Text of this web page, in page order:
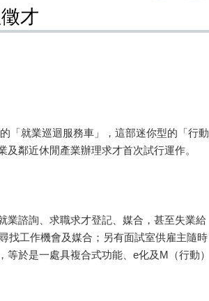
才
就業巡迴服務車」，這部迷你型的「行動
鄰近休閒產業辦理求才首次試行運作。
諮詢、求職求才登記、媒合，甚至失業給
找工作機會及媒合；另有面試室供雇主隨時
於是一處具複合式功能、e化及M（行動）